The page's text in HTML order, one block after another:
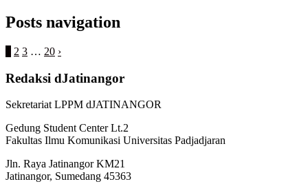
Posts navigation
2 3 … 20 ›
Redaksi dJatinangor
Sekretariat LPPM dJATINANGOR
Gedung Student Center Lt.2
Fakultas Ilmu Komunikasi Universitas Padjadjaran
Jln. Raya Jatinangor KM21
Jatinangor, Sumedang 45363